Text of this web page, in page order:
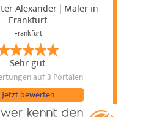
Alexander | Maler in
Frankfurt
Frankfurt
Sehr gut
auf 3 Portalen
Jetzt bewerten